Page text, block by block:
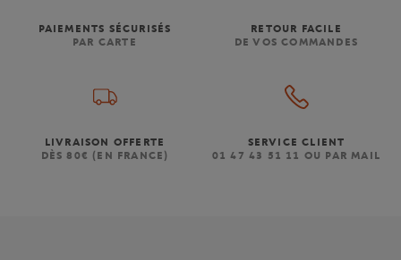
PAIEMENTS SÉCURISÉS
PAR CARTE
RETOUR FACILE
DE VOS COMMANDES
LIVRAISON OFFERTE
DÈS 80€ (EN FRANCE)
SERVICE CLIENT
01 47 43 51 11 OU PAR MAIL